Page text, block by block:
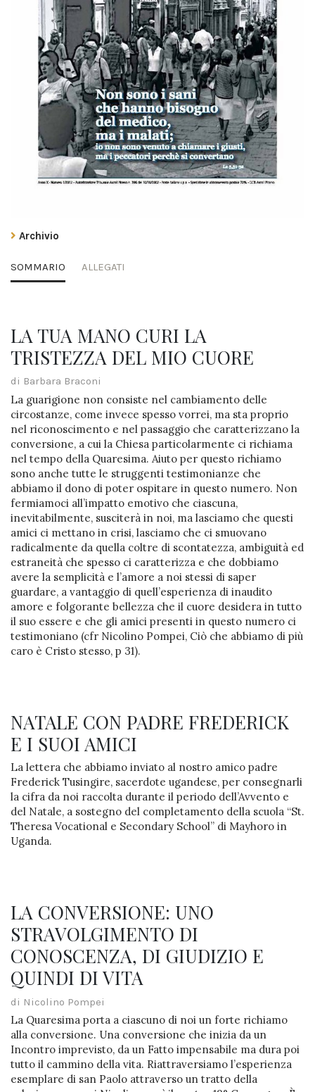
Archivio
SOMMARIO ALLEGATI
LA TUA MANO CURI LA
TRISTEZZA DEL MIO CUORE
di Barbara Braconi
La guarigione non consiste nel cambiamento delle
circostanze, come invece spesso vorrei, ma sta proprio
nel riconoscimento e nel passaggio che caratterizzano la
conversione, a cui la Chiesa particolarmente ci richiama
nel tempo della Quaresima. Aiuto per questo richiamo
sono anche tutte le struggenti testimonianze che
abbiamo il dono di poter ospitare in questo numero. Non
fermiamoci all’impatto emotivo che ciascuna,
inevitabilmente, susciterà in noi, ma lasciamo che questi
amici ci mettano in crisi, lasciamo che ci smuovano
radicalmente da quella coltre di scontatezza, ambiguità ed
estraneità che spesso ci caratterizza e che dobbiamo
avere la semplicità e l’amore a noi stessi di saper
guardare, a vantaggio di quell’esperienza di inaudito
amore e folgorante bellezza che il cuore desidera in tutto
il suo essere e che gli amici presenti in questo numero ci
testimoniano (cfr Nicolino Pompei, Ciò che abbiamo di più
caro è Cristo stesso, p 31).
NATALE CON PADRE FREDERICK
E I SUOI AMICI
La lettera che abbiamo inviato al nostro amico padre
Frederick Tusingire, sacerdote ugandese, per consegnarli
la cifra da noi raccolta durante il periodo dell’Avvento e
del Natale, a sostegno del completamento della scuola “St.
Theresa Vocational e Secondary School” di Mayhoro in
Uganda.
LA CONVERSIONE: UNO
STRAVOLGIMENTO DI
CONOSCENZA, DI GIUDIZIO E
QUINDI DI VITA
di Nicolino Pompei
La Quaresima porta a ciascuno di noi un forte richiamo
alla conversione. Una conversione che inizia da un
Incontro imprevisto, da un Fatto impensabile ma dura poi
tutto il cammino della vita. Riattraversiamo l’esperienza
esemplare di san Paolo attraverso un tratto della